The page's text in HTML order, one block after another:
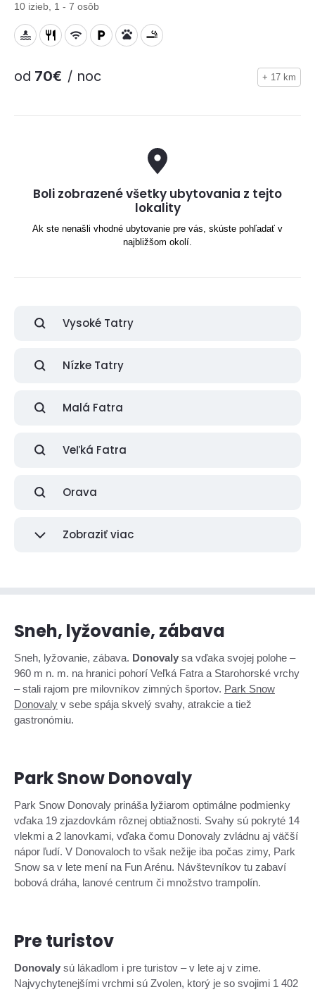
10 izieb, 1 - 7 osôb
od 70€ / noc + 17 km
Boli zobrazené všetky ubytovania z tejto
lokality
Ak ste nenašli vhodné ubytovanie pre vás, skúste pohľadať v
najbližšom okolí.
Vysoké Tatry
Nízke Tatry
Malá Fatra
Veľká Fatra
Orava
Zobraziť viac
Sneh, lyžovanie, zábava
Sneh, lyžovanie, zábava. Donovaly sa vďaka svojej polohe –
960 m n. m. na hranici pohorí Veľká Fatra a Starohorské vrchy
– stali rajom pre milovníkov zimných športov. Park Snow
Donovaly v sebe spája skvelý svahy, atrakcie a tiež
gastronómiu.
Park Snow Donovaly
Park Snow Donovaly prináša lyžiarom optimálne podmienky
vďaka 19 zjazdovkám rôznej obtiažnosti. Svahy sú pokryté 14
vlekmi a 2 lanovkami, vďaka čomu Donovaly zvládnu aj väčší
nápor ľudí. V Donovaloch to však nežije iba počas zimy, Park
Snow sa v lete mení na Fun Arénu. Návštevníkov tu zabaví
bobová dráha, lanové centrum či množstvo trampolín.
Pre turistov
Donovaly sú lákadlom i pre turistov – v lete aj v zime.
Najvychytenejšími vrchmi sú Zvolen, ktorý je so svojimi 1 402